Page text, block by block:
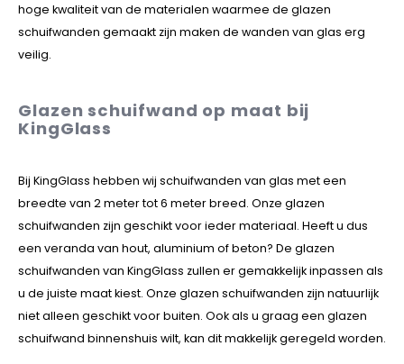
hoge kwaliteit van de materialen waarmee de glazen
schuifwanden gemaakt zijn maken de wanden van glas erg
veilig.
Glazen schuifwand op maat bij
KingGlass
Bij KingGlass hebben wij schuifwanden van glas met een
breedte van 2 meter tot 6 meter breed. Onze glazen
schuifwanden zijn geschikt voor ieder materiaal. Heeft u dus
een veranda van hout, aluminium of beton? De glazen
schuifwanden van KingGlass zullen er gemakkelijk inpassen als
u de juiste maat kiest. Onze glazen schuifwanden zijn natuurlijk
niet alleen geschikt voor buiten. Ook als u graag een glazen
schuifwand binnenshuis wilt, kan dit makkelijk geregeld worden.